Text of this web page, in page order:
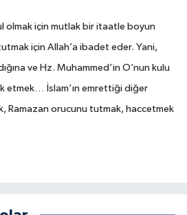
olmak için mutlak bir itaatle boyun
için Allah’a ibadet eder. Yani,
ve Hz. Muhammed’in O’nun kulu
etmek… İslam’ın emrettiği diğer
Ramazan orucunu tutmak, haccetmek